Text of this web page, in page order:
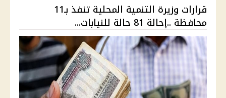
قرارات وزيرة التنمية المحلية تنفذ بـ11
محافظة ..إحالة 81 حالة للنيابات...